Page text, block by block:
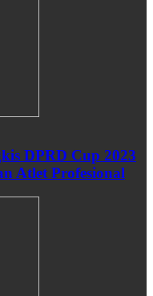
DPRD Cup 2023
Atlet Profesional